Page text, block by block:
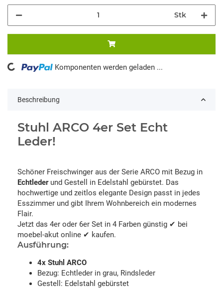
Stk
Komponenten werden geladen ...
Beschreibung
Stuhl ARCO 4er Set Echt
Leder!
Schöner Freischwinger aus der Serie ARCO mit Bezug in
Echtlederund Gestell in Edelstahl gebürstet. Das
hochwertige und zeitlos elegante Design passt in jedes
Esszimmer und gibt Ihrem Wohnbereich ein modernes
Flair.
Jetzt das 4er oder 6er Set in 4 Farben günstig ✔ bei
moebel-akut online ✔ kaufen.
Ausführung:
4x Stuhl ARCO
Bezug: Echtleder in grau, Rindsleder
Gestell: Edelstahl gebürstet